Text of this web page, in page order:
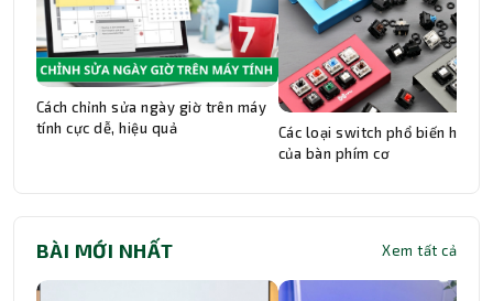
Cách chỉnh sửa ngày giờ trên máy
tính cực dễ, hiệu quả
Các loại switch phổ biến hiện
của bàn phím cơ
BÀI MỚI NHẤT Xem tất cả